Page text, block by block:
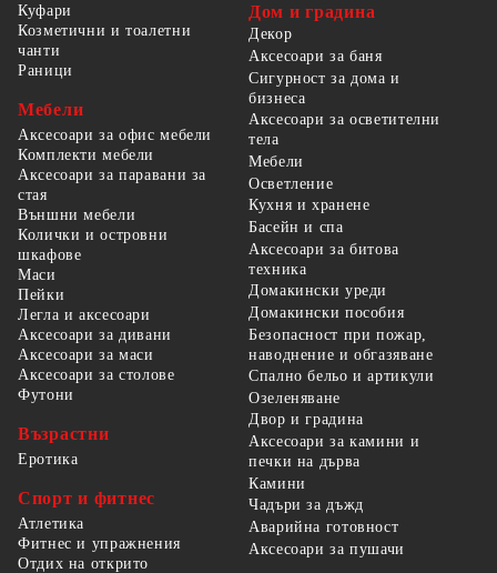
Куфари
Козметични и тоалетни
чанти
Раници
Мебели
Аксесоари за офис мебели
Комплекти мебели
Аксесоари за паравани за
стая
Външни мебели
Колички и островни
шкафове
Маси
Пейки
Легла и аксесоари
Аксесоари за дивани
Аксесоари за маси
Аксесоари за столове
Футони
Възрастни
Еротика
Спорт и фитнес
Атлетика
Фитнес и упражнения
Отдих на открито
Дом и градина
Декор
Аксесоари за баня
Сигурност за дома и
бизнеса
Аксесоари за осветителни
тела
Мебели
Осветление
Кухня и хранене
Басейн и спа
Аксесоари за битова
техника
Домакински уреди
Домакински пособия
Безопасност при пожар,
наводнение и обгазяване
Спално бельо и артикули
Озеленяване
Двор и градина
Аксесоари за камини и
печки на дърва
Камини
Чадъри за дъжд
Аварийна готовност
Аксесоари за пушачи